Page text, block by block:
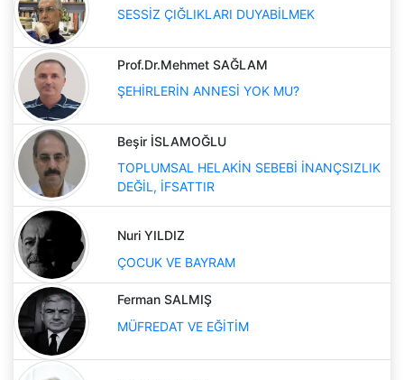
SESSİZ ÇIĞLIKLARI DUYABİLMEK
Prof.Dr.Mehmet SAĞLAM
ŞEHİRLERİN ANNESİ YOK MU?
Beşir İSLAMOĞLU
TOPLUMSAL HELAKİN SEBEBİ İNANÇSIZLIK
DEĞİL, İFSATTIR
Nuri YILDIZ
ÇOCUK VE BAYRAM
Ferman SALMIŞ
MÜFREDAT VE EĞİTİM